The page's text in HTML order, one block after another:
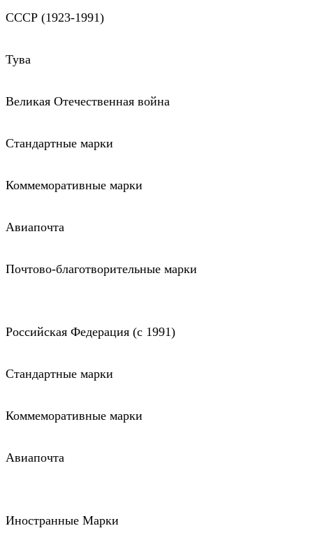
СССР (1923-1991)
Тува
Великая Отечественная война
Стандартные марки
Коммеморативные марки
Авиапочта
Почтово-благотворительные марки
Российская Федерация (c 1991)
Стандартные марки
Коммеморативные марки
Авиапочта
Иностранные Марки